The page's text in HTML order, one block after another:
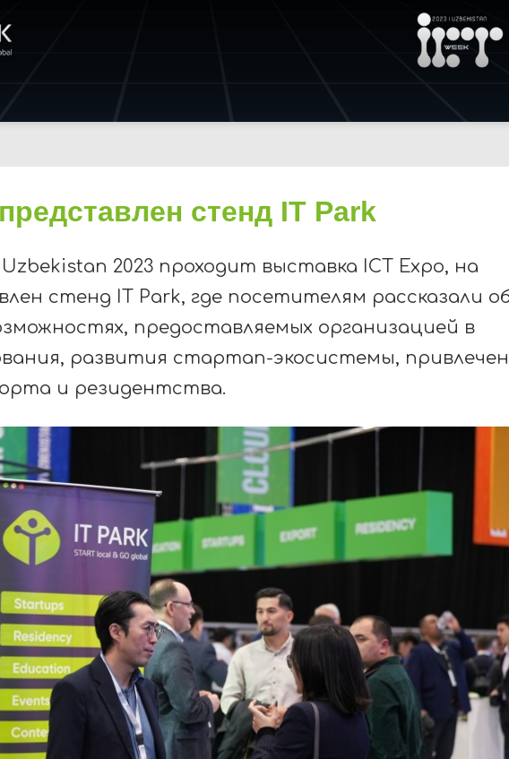
стенд IT Park
Uzbekistan 2023 проходит выставка ICT Expo, на
стенд IT Park, где посетителям рассказали
предоставляемых организацией в
развития стартап-экосистемы,
и резидентства.